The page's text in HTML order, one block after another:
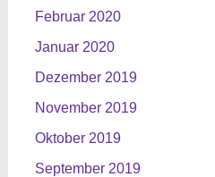
Februar 2020
Januar 2020
Dezember 2019
November 2019
Oktober 2019
September 2019